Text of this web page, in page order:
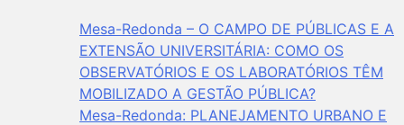
Mesa-Redonda – O CAMPO DE PÚBLICAS E A
EXTENSÃO UNIVERSITÁRIA: COMO OS
OBSERVATÓRIOS E OS LABORATÓRIOS TÊM
MOBILIZADO A GESTÃO PÚBLICA?​
Mesa-Redonda: PLANEJAMENTO URBANO E